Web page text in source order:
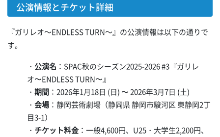
公演情報とチケット詳細
『ガリレオ～ENDLESS TURN～』の公演情報は以下の通りで
す。
・ 公演名 ：SPAC秋のシーズン2025-2026 #3『ガリレ
オ〜ENDLESS TURN〜』
・ 期間 ：2026年1月18日 (日) 〜 2026年3月7日 (土)
・ 会場 ：静岡芸術劇場（静岡県 静岡市駿河区 東静岡2丁
目3-1）
・ チケット料金 ：一般4,600円、U25・大学生2,200円、